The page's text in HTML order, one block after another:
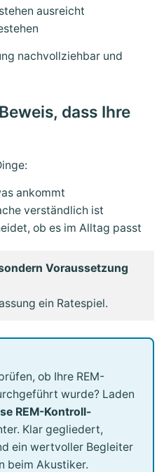
ausreicht
nachvollziehbar und
dass Ihre
ankommt
verständlich ist
ob es im Alltag passt
Voraussetzung
ein Ratespiel.
ob Ihre REM-
wurde? Laden
REM-Kontroll-
Klar gegliedert,
ein wertvoller Begleiter
beim Akustiker.